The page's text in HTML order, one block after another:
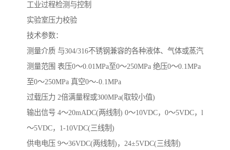
工业过程检测与控制
实验室压力校验
技术参数：
测量介质 与304/316不锈钢兼容的各种液体、气体或蒸汽
测量范围 表压0～0.01MPa至0～250MPa 绝压0～0.1MPa
至0～250MPa 真空0～-0.1MPa
过载压力 2倍满量程或300MPa(取较小值)
输出信号 4～20mADC(两线制) 0～10VDC，0～5VDC，l
～5VDC，1-10VDC(三线制)
供电电压 9～36VDC(两线制)，24±5VDC(三线制)